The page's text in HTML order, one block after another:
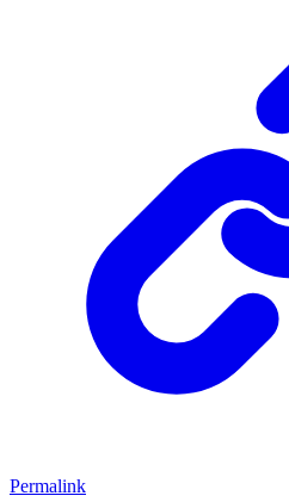
Permalink